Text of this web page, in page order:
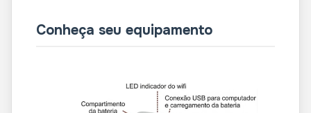
Conheça seu equipamento